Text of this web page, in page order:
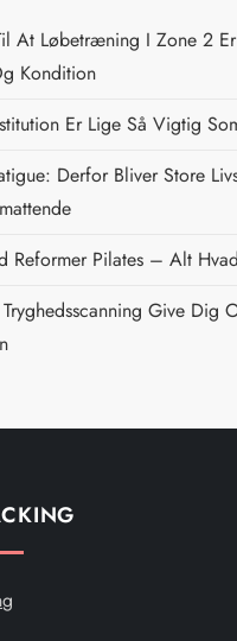
At Løbetræning I Zone 2
Kondition
Er Lige Så Vigtig
Derfor Bliver Store
Reformer Pilates – Alt
Give Dig